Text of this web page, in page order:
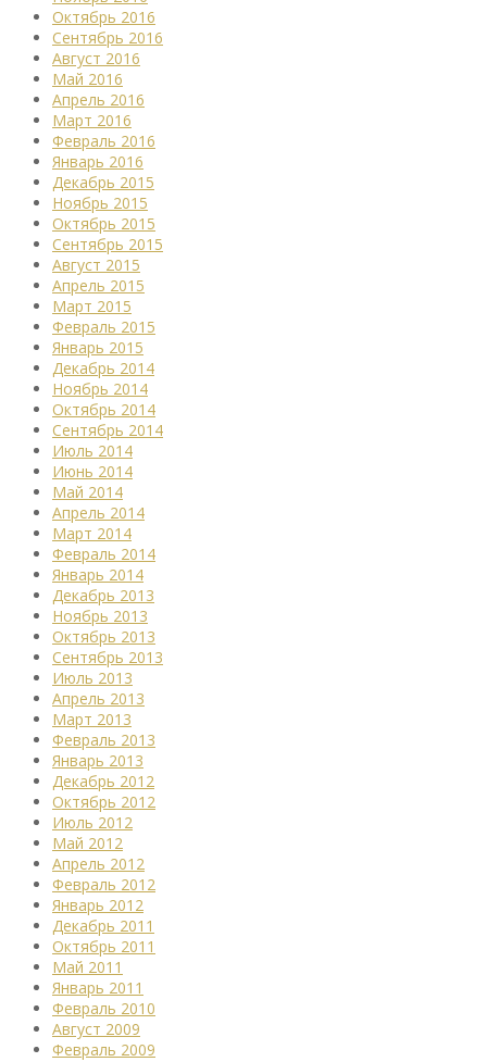
Октябрь 2016
Сентябрь 2016
Август 2016
Май 2016
Апрель 2016
Март 2016
Февраль 2016
Январь 2016
Декабрь 2015
Ноябрь 2015
Октябрь 2015
Сентябрь 2015
Август 2015
Апрель 2015
Март 2015
Февраль 2015
Январь 2015
Декабрь 2014
Ноябрь 2014
Октябрь 2014
Сентябрь 2014
Июль 2014
Июнь 2014
Май 2014
Апрель 2014
Март 2014
Февраль 2014
Январь 2014
Декабрь 2013
Ноябрь 2013
Октябрь 2013
Сентябрь 2013
Июль 2013
Апрель 2013
Март 2013
Февраль 2013
Январь 2013
Декабрь 2012
Октябрь 2012
Июль 2012
Май 2012
Апрель 2012
Февраль 2012
Январь 2012
Декабрь 2011
Октябрь 2011
Май 2011
Январь 2011
Февраль 2010
Август 2009
Февраль 2009